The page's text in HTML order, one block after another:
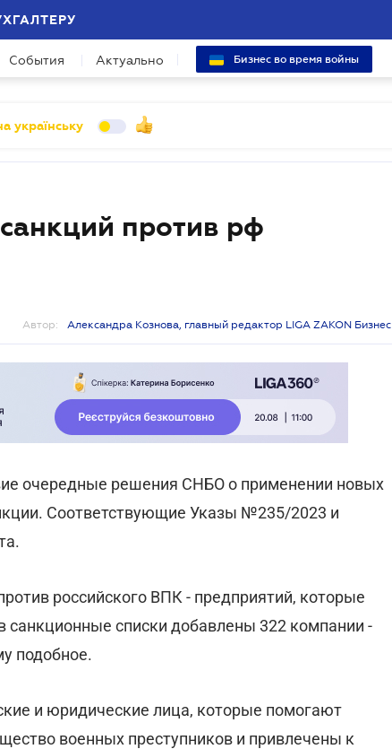
События Актуально Бизнес во время войны
українську
против рф
Автор: Александра Кознова, главный редактор LIGA ZAKON Бизнес
очередные решения СНБО о применении новых
Соответствующие Указы №235/2023 и
российского ВПК - предприятий, которые
санкционные списки добавлены 322 компании -
подобное.
и юридические лица, которые помогают
военных преступников и привлечены к